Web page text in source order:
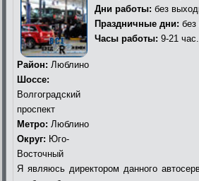
Дни работы: без
Праздничные дни: без
Часы работы: 9-21 час.
Район: Люблино
Шоссе:
Волгоградский
проспект
Метро: Люблино
Округ: Юго-
Восточный
Я являюсь директором данного